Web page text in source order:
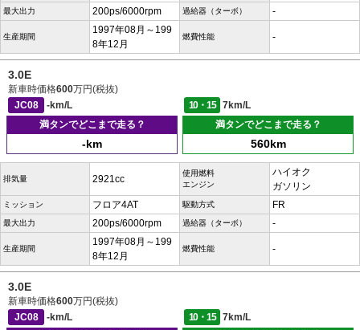
最大出力 200ps/6000rpm 過給器（ターボ） -
生産期間
1997年08月～199
8年12月
燃費性能 -
3.0E
新車時価格600万円(税抜)
JC08
-km/L 10・15
7km/L
満タンでどこまで走る？
-km
満タンでどこまで走る？
560km
排気量 2921cc
使用燃料
エンジン
ハイオク
ガソリン
ミッション フロア4AT 駆動方式 FR
最大出力 200ps/6000rpm 過給器（ターボ） -
生産期間
1997年08月～199
8年12月
燃費性能 -
3.0E
新車時価格600万円(税抜)
JC08
-km/L 10・15
7km/L